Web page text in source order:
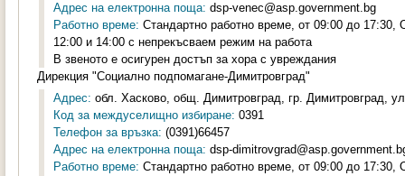
Адрес на електронна поща: dsp-venec@asp.government.bg
Работно време: Стандартно работно време, от 09:00 до
12:00 и 14:00 с непрекъсваем режим на работа
В звеното е осигурен достъп за хора с увреждания
Дирекция "Социално подпомагане-Димитровград"
Адрес: обл. Хасково, общ. Димитровград, гр. Димитровград,
Код за междуселищно избиране: 0391
Телефон за връзка: (0391)66457
Адрес на електронна поща: dsp-
Работно време: Стандартно работно време, от 09:00 до